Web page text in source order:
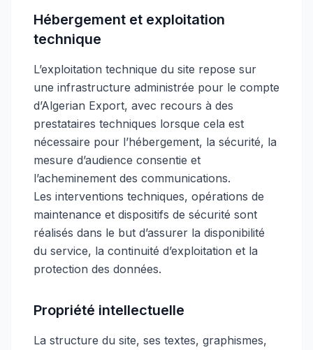
Hébergement et exploitation
technique
L’exploitation technique du site repose sur
une infrastructure administrée pour le compte
d’Algerian Export, avec recours à des
prestataires techniques lorsque cela est
nécessaire pour l’hébergement, la sécurité, la
mesure d’audience consentie et
l’acheminement des communications.
Les interventions techniques, opérations de
maintenance et dispositifs de sécurité sont
réalisés dans le but d’assurer la disponibilité
du service, la continuité d’exploitation et la
protection des données.
Propriété intellectuelle
La structure du site, ses textes, graphismes,